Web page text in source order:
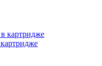
картридже